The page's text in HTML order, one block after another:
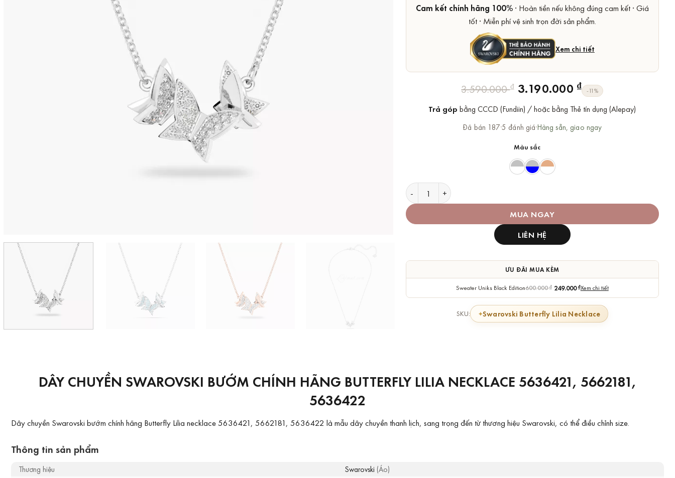
Cam kết chính hãng 100%· Hoàn tiền nếu không đúng cam kết · Giá
tốt · Miễn phí vệ sinh trọn đời sản phẩm.
Xem chi tiết
3.590.000₫ Giá
là:
3.590.000 ₫.
3.190.000 ₫
Giá
tại
là:
3.190.000 ₫.
-11%
Trả góp bằng CCCD (Fundiin) / hoặc bằng Thẻ tín dụng (Alepay)
Đã bán 187·5 đánh giá·Hàng sẵn, giao ngay
Màu sắc
Dây Chuyền Swarovski Bướm Chính Hãng Butterfly Lilia Necklace số lượng
MUA NGAY
LIÊN HỆ
ƯU ĐÃI MUA KÈM
Sweater Uniks Black Edition600.000₫ 249.000₫Xem chi tiết
SKU: Swarovski Butterfly Lilia Necklace
DÂY CHUYỀN SWAROVSKI BƯỚM CHÍNH HÃNG BUTTERFLY LILIA NECKLACE 5636421, 5662181,
5636422
Dây chuyền Swarovski bướm chính hãng Butterfly Lilia necklace 5636421, 5662181, 5636422 là mẫu dây chuyền thanh lịch, sang trọng đến từ thương hiệu Swarovski, có thể điều chỉnh size.
Thông tin sản phẩm
Thương hiệu Swarovski (Áo)